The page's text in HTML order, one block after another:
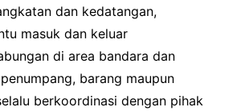
dan kedatangan,
masuk dan keluar
di area bandara dan
barang maupun
berkoordinasi dengan pihak